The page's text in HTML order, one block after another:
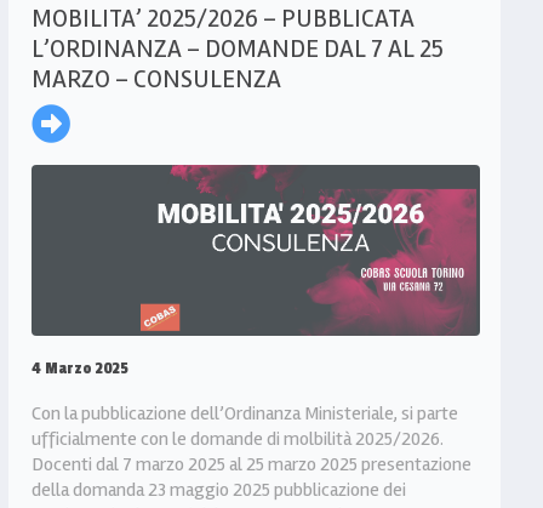
MOBILITA’ 2025/2026 – PUBBLICATA
L’ORDINANZA – DOMANDE DAL 7 AL 25
MARZO – CONSULENZA
4 Marzo 2025
Con la pubblicazione dell’Ordinanza Ministeriale, si parte
ufficialmente con le domande di molbilità 2025/2026.
Docenti dal 7 marzo 2025 al 25 marzo 2025 presentazione
della domanda 23 maggio 2025 pubblicazione dei